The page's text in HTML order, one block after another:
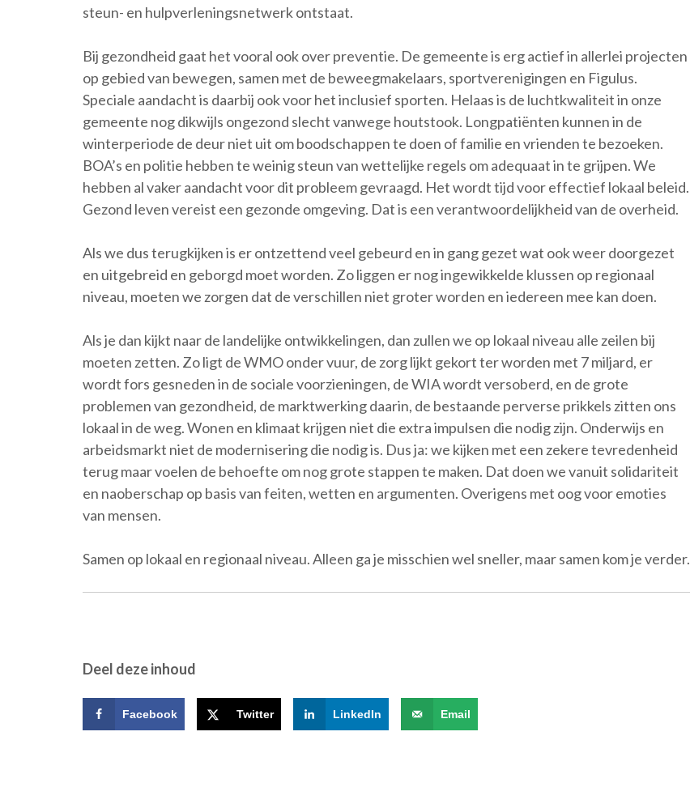
steun- en hulpverleningsnetwerk ontstaat.
Bij gezondheid gaat het vooral ook over preventie. De gemeente is erg actief in allerlei projecten
op gebied van bewegen, samen met de beweegmakelaars, sportverenigingen en Figulus.
Speciale aandacht is daarbij ook voor het inclusief sporten. Helaas is de luchtkwaliteit in onze
gemeente nog dikwijls ongezond slecht vanwege houtstook. Longpatiënten kunnen in de
winterperiode de deur niet uit om boodschappen te doen of familie en vrienden te bezoeken.
BOA’s en politie hebben te weinig steun van wettelijke regels om adequaat in te grijpen. We
hebben al vaker aandacht voor dit probleem gevraagd. Het wordt tijd voor effectief lokaal beleid.
Gezond leven vereist een gezonde omgeving. Dat is een verantwoordelijkheid van de overheid.
Als we dus terugkijken is er ontzettend veel gebeurd en in gang gezet wat ook weer doorgezet
en uitgebreid en geborgd moet worden. Zo liggen er nog ingewikkelde klussen op regionaal
niveau, moeten we zorgen dat de verschillen niet groter worden en iedereen mee kan doen.
Als je dan kijkt naar de landelijke ontwikkelingen, dan zullen we op lokaal niveau alle zeilen bij
moeten zetten. Zo ligt de WMO onder vuur, de zorg lijkt gekort ter worden met 7 miljard, er
wordt fors gesneden in de sociale voorzieningen, de WIA wordt versoberd, en de grote
problemen van gezondheid, de marktwerking daarin, de bestaande perverse prikkels zitten ons
lokaal in de weg. Wonen en klimaat krijgen niet die extra impulsen die nodig zijn. Onderwijs en
arbeidsmarkt niet de modernisering die nodig is. Dus ja: we kijken met een zekere tevredenheid
terug maar voelen de behoefte om nog grote stappen te maken. Dat doen we vanuit solidariteit
en naoberschap op basis van feiten, wetten en argumenten. Overigens met oog voor emoties
van mensen.
Samen op lokaal en regionaal niveau. Alleen ga je misschien wel sneller, maar samen kom je verder.
Deel deze inhoud
Facebook Twitter LinkedIn Email